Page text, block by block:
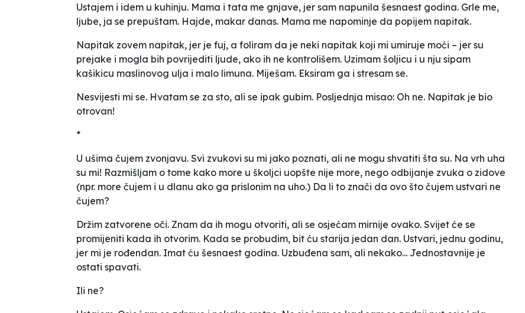
Ustajem i idem u kuhinju. Mama i tata me gnjave, jer sam napunila šesnaest godina. Grle me,
ljube, ja se prepuštam. Hajde, makar danas. Mama me napominje da popijem napitak.
Napitak zovem napitak, jer je fuj, a foliram da je neki napitak koji mi umiruje moći – jer su
prejake i mogla bih povrijediti ljude, ako ih ne kontrolišem. Uzimam šoljicu i u nju sipam
kašikicu maslinovog ulja i malo limuna. Miješam. Eksiram ga i stresam se.
Nesvijesti mi se. Hvatam se za sto, ali se ipak gubim. Posljednja misao: Oh ne. Napitak je bio
otrovan!
*
U ušima čujem zvonjavu. Svi zvukovi su mi jako poznati, ali ne mogu shvatiti šta su. Na vrh uha
su mi! Razmišljam o tome kako more u školjci uopšte nije more, nego odbijanje zvuka o zidove
(npr. more čujem i u dlanu ako ga prislonim na uho.) Da li to znači da ovo što čujem ustvari ne
čujem?
Držim zatvorene oči. Znam da ih mogu otvoriti, ali se osjećam mirnije ovako. Svijet će se
promijeniti kada ih otvorim. Kada se probudim, bit ću starija jedan dan. Ustvari, jednu godinu,
jer mi je rođendan. Imat ću šesnaest godina. Uzbuđena sam, ali nekako... Jednostavnije je
ostati spavati.
Ili ne?